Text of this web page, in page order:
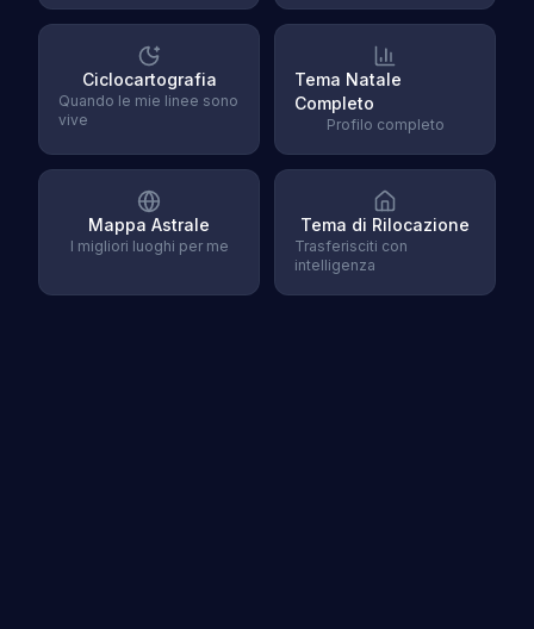
Ciclocartografia
Quando le mie linee sono
vive
Tema Natale
Completo
Profilo completo
Mappa Astrale
I migliori luoghi per me
Tema di Rilocazione
Trasferisciti con
intelligenza